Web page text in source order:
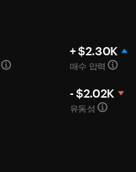
+ $2.30K
매수 압력
- $2.02K
유동성